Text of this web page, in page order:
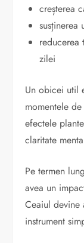
creșterea
susținerea
reducerea
zilei
Un obicei util
momentele
efectele
claritate
Pe termen
avea un
Ceaiul
instrument